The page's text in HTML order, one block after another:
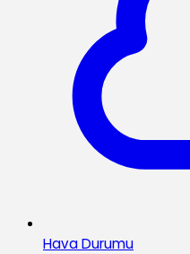
Hava Durumu